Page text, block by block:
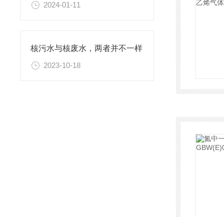
2024-01-11
核污水与核废水，两者并不一样
2023-10-18